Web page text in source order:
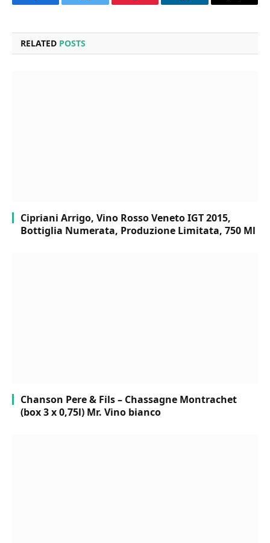
Facebook Twitter Pinterest LinkedIn Email
RELATED POSTS
Cipriani Arrigo, Vino Rosso Veneto IGT 2015,
Bottiglia Numerata, Produzione Limitata, 750 Ml
Chanson Pere & Fils – Chassagne Montrachet
(box 3 x 0,75l) Mr. Vino bianco